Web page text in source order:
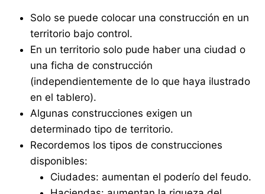
Solo se puede colocar una construcción en un
territorio bajo control.
En un territorio solo pude haber una ciudad o
una ficha de construcción
(independientemente de lo que haya ilustrado
en el tablero).
Algunas construcciones exigen un
determinado tipo de territorio.
Recordemos los tipos de construcciones
disponibles:
Ciudades: aumentan el poderío del feudo.